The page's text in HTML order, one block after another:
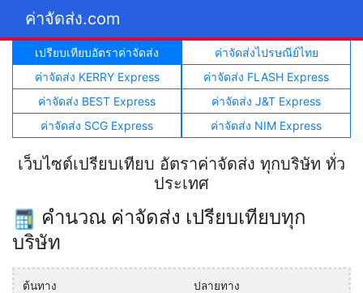
ค่าจัดส่ง.com
เปรียบเทียบอัตราค่าจัดส่ง
ค่าจัดส่งไปรษณีย์ไทย
ค่าจัดส่ง KERRY Express
ค่าจัดส่ง FLASH Express
ค่าจัดส่ง BEST Express
ค่าจัดส่ง J&T Express
ค่าจัดส่ง SCG Express
ค่าจัดส่ง NIM Express
เว็บไซต์เปรียบเทียบ อัตราค่าจัดส่ง ทุกบริษัท ทั่ว
ประเทศ
คำนวณ ค่าจัดส่ง เปรียบเทียบทุก
บริษัท
ต้นทาง ปลายทาง